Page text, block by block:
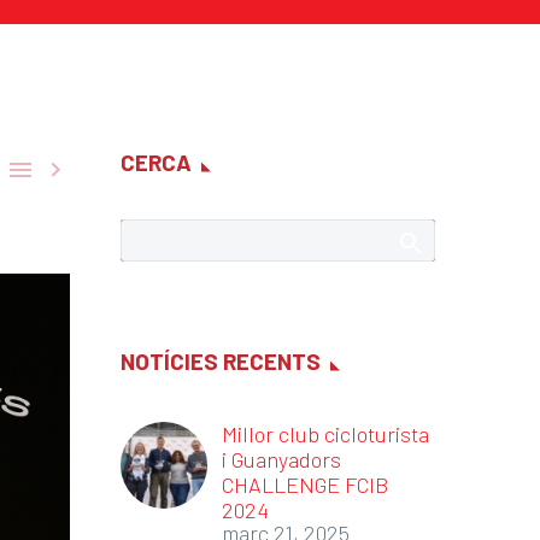
  CERCA
NOTÍCIES RECENTS
Millor club cicloturista
i Guanyadors
CHALLENGE FCIB
2024
març 21, 2025